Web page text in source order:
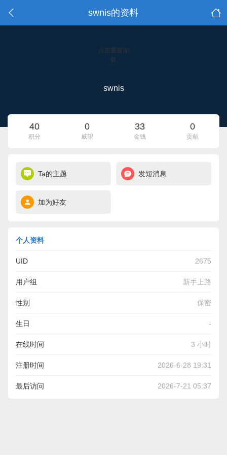
swnis的资料
点击重新加
载
swnis
40
积分
0
威望
33
金钱
0
贡献
Ta的主题 发短消息
加为好友
个人资料
UID 2675
用户组 新手上路
性别 保密
生日 -
在线时间 3 小时
注册时间 2026-6-28 19:31
最后访问 2026-7-21 05:37